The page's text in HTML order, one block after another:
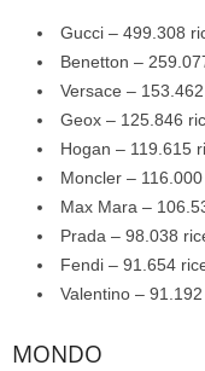
Gucci – 499.308
Benetton –
Versace –
Geox – 125.846
Hogan – 119.615
Moncler –
Max Mara –
Prada – 98.038
Fendi – 91.654
Valentino –
MONDO